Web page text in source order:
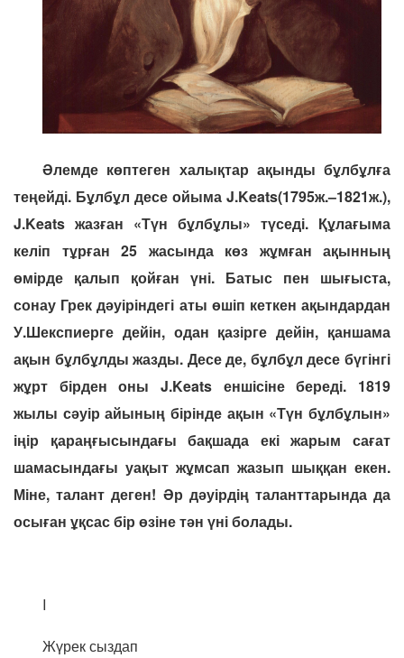
Әлемде көптеген халықтар ақынды бұлбұлға
теңейді. Бұлбұл десе ойыма J.Keats(1795ж.–1821ж.),
J.Keats жазған «Түн бұлбұлы» түседі. Құлағыма
келіп тұрған 25 жасында көз жұмған ақынның
өмірде қалып қойған үні. Батыс пен шығыста,
сонау Грек дәуіріндегі аты өшіп кеткен ақындардан
У.Шекспиерге дейін, одан қазірге дейін, қаншама
ақын бұлбұлды жазды. Десе де, бұлбұл десе бүгінгі
жұрт бірден оны J.Keats еншісіне береді. 1819
жылы сәуір айының бірінде ақын «Түн бұлбұлын»
іңір қараңғысындағы бақшада екі жарым сағат
шамасындағы уақыт жұмсап жазып шыққан екен.
Міне, талант деген! Әр дәуірдің таланттарында да
осыған ұқсас бір өзіне тән үні болады.
I
Жүрек сыздап